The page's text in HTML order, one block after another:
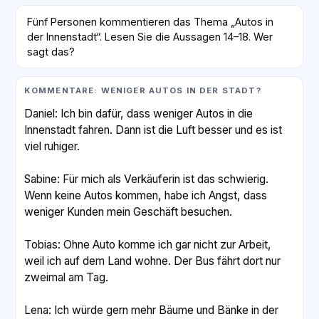
Fünf Personen kommentieren das Thema „Autos in
der Innenstadt“. Lesen Sie die Aussagen 14–18. Wer
sagt das?
KOMMENTARE: WENIGER AUTOS IN DER STADT?
Daniel: Ich bin dafür, dass weniger Autos in die
Innenstadt fahren. Dann ist die Luft besser und es ist
viel ruhiger.
Sabine: Für mich als Verkäuferin ist das schwierig.
Wenn keine Autos kommen, habe ich Angst, dass
weniger Kunden mein Geschäft besuchen.
Tobias: Ohne Auto komme ich gar nicht zur Arbeit,
weil ich auf dem Land wohne. Der Bus fährt dort nur
zweimal am Tag.
Lena: Ich würde gern mehr Bäume und Bänke in der